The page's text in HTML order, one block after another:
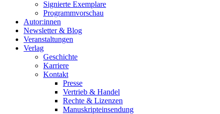
Signierte Exemplare
Programmvorschau
Autor:innen
Newsletter & Blog
Veranstaltungen
Verlag
Geschichte
Karriere
Kontakt
Presse
Vertrieb & Handel
Rechte & Lizenzen
Manuskripteinsendung